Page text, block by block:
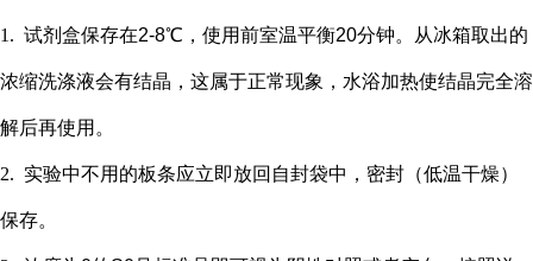
1. 试剂盒保存在2-8℃，使用前室温平衡20分钟。从冰箱取出的
浓缩洗涤液会有结晶，这属于正常现象，水浴加热使结晶完全溶
解后再使用。
2. 实验中不用的板条应立即放回自封袋中，密封（低温干燥）
保存。